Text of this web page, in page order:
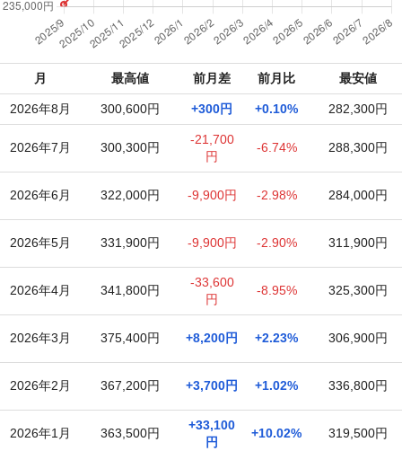
月 最高値 前月差 前月比 最安値
2026年8月 300,600円 +300円 +0.10% 282,300円
2026年7月 300,300円
-21,700
円
-6.74% 288,300円
2026年6月 322,000円 -9,900円 -2.98% 284,000円
2026年5月 331,900円 -9,900円 -2.90% 311,900円
2026年4月 341,800円
-33,600
円
-8.95% 325,300円
2026年3月 375,400円 +8,200円 +2.23% 306,900円
2026年2月 367,200円 +3,700円 +1.02% 336,800円
2026年1月 363,500円
+33,100
円
+10.02% 319,500円